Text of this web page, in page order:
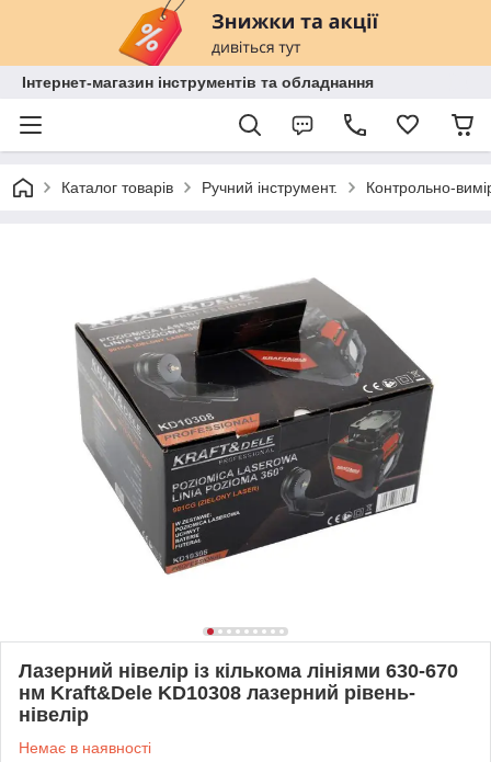
Інтернет-магазин інструментів та обладнання
Каталог товарів Ручний інструмент. Контрольно-
Лазерний нівелір із кількома лініями 630-670
нм Kraft&Dele KD10308 лазерний рівень-
нівелір
Немає в наявності